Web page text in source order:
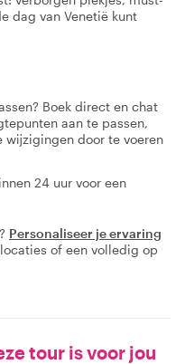
dag van Venetië kunt
Boek direct en chat
aan te passen,
wijzigingen door te voeren
24 uur voor een
Personaliseer je ervaring
of een volledig op
tour is voor jou